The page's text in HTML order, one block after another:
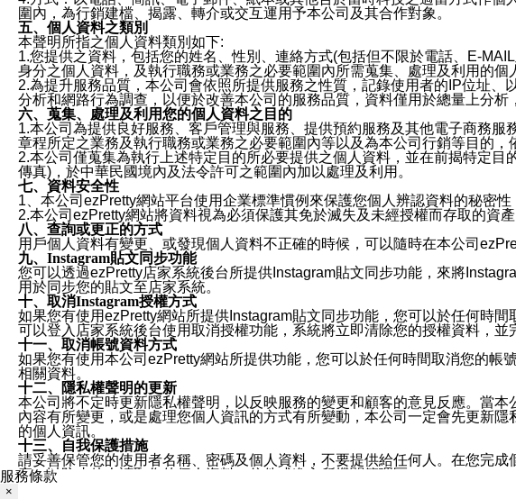
圍內，為行銷建檔、揭露、轉介或交互運用予本公司及其合作對象。
五、個人資料之類別
本聲明所指之個人資料類別如下:
1.您提供之資料，包括您的姓名、性別、連絡方式(包括但不限於電話、E-
身分之個人資料，及執行職務或業務之必要範圍內所需蒐集、處理及利用的個
2.為提升服務品質，本公司會依照所提供服務之性質，記錄使用者的IP位址
分析和網路行為調查，以便於改善本公司的服務品質，資料僅用於總量上分析
六、蒐集、處理及利用您的個人資料之目的
1.本公司為提供良好服務、客戶管理與服務、提供預約服務及其他電子商務
章程所定之業務及執行職務或業務之必要範圍內等以及為本公司行銷等目的，
2.本公司僅蒐集為執行上述特定目的所必要提供之個人資料，並在前揭特定
傳真)，於中華民國境內及法令許可之範圍內加以處理及利用。
七、資料安全性
1、本公司ezPretty網站平台使用企業標準慣例來保護您個人辨認資料的秘密
2.本公司ezPretty網站將資料視為必須保護其免於滅失及未經授權而存取的資
八、查詢或更正的方式
用戶個人資料有變更、或發現個人資料不正確的時候，可以隨時在本公司
九、Instagram貼文同步功能
您可以透過ezPretty店家系統後台所提供Instagram貼文同步功能，來將
用於同步您的貼文至店家系統。
十、取消Instagram授權方式
如果您有使用ezPretty網站所提供Instagram貼文同步功能，您可以於任何時
可以登入店家系統後台使用取消授權功能，系統將立即清除您的授權資料，並
十一、取消帳號資料方式
如果您有使用本公司ezPretty網站所提供功能，您可以於任何時間取消您的帳
相關資料。
十二、隱私權聲明的更新
本公司將不定時更新隱私權聲明，以反映服務的變更和顧客的意見反應。當
內容有所變更，或是處理您個人資訊的方式有所變動，本公司一定會先更新
的個人資訊。
十三、自我保護措施
請妥善保管您的使用者名稱、密碼及個人資料，不要提供給任何人。在您完
窗，以防止他人讀取您的個人資料、信件或進入所機關管理區。
服務條款
×